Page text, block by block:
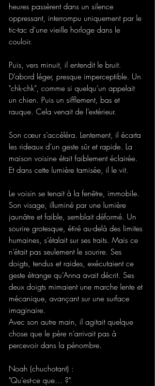
heures passèrent dans un silence
oppressant, interrompu uniquement par le
tic-tac d’une vieille horloge dans le
couloir.
Puis, vers minuit, il entendit le bruit.
D’abord léger, presque imperceptible. Un
"chk-chk", comme si quelqu’un appelait
un chien. Puis un sifflement, bas et
rauque. Cela venait de l’extérieur.
Son cœur s’accéléra. Lentement, il écarta
les rideaux d’un geste sûr et rapide. La
maison voisine était faiblement éclairée.
Et dans cette lumière tamisée, il le vit.
Le voisin se tenait à la fenêtre, immobile.
Son visage, illuminé par une lumière
jaunâtre et faible, semblait déformé. Un
sourire grotesque, étiré au-delà des limites
humaines, s’étalait sur ses traits. Mais ce
n’était pas seulement le sourire. Ses
doigts, tendus et raides, exécutaient ce
geste étrange qu’Anna avait décrit. Ses
deux doigts mimaient une marche lente et
mécanique, avançant sur une surface
imaginaire.
Avec son autre main, il agitait quelque
chose que le père n’arrivait pas à
percevoir dans la pénombre.
Noah (chuchotant) :
"Qu’est-ce que… ?"